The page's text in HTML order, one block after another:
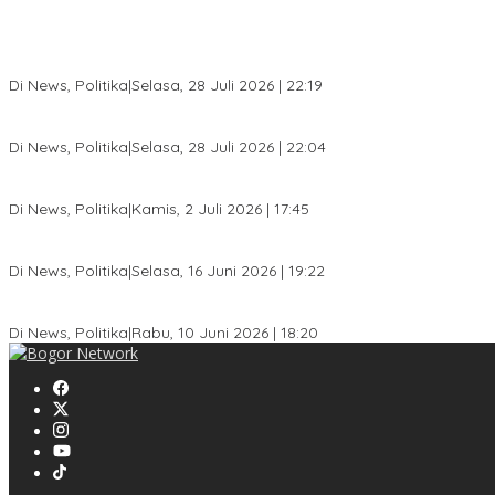
Di News, Politika|Selasa, 28 Juli 2026 | 22:19
Di News, Politika|Selasa, 28 Juli 2026 | 22:04
Di News, Politika|Kamis, 2 Juli 2026 | 17:45
Di News, Politika|Selasa, 16 Juni 2026 | 19:22
Di News, Politika|Rabu, 10 Juni 2026 | 18:20